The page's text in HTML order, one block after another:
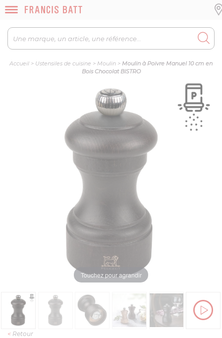
Accueil > Ustensiles de cuisine > Moulin > Moulin à Poivre Manuel 10 cm en
Bois Chocolat BISTRO
Touchez pour agrandir
< Retour